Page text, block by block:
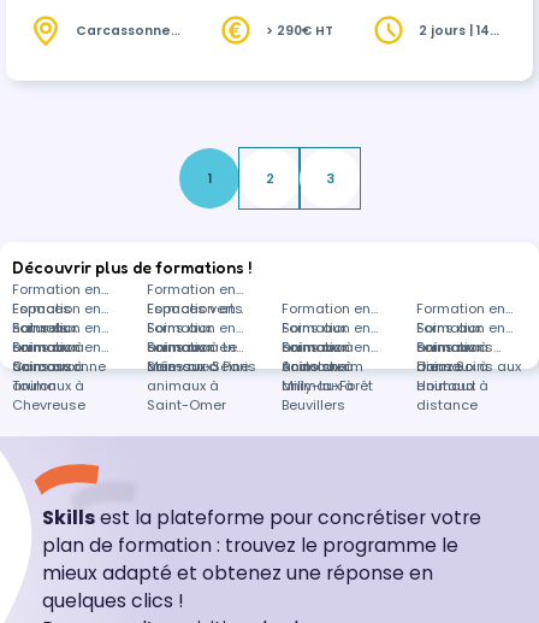
et leur conservation.
Carcassonne
> 290€ HT
2 jours | 14
1 2 3
Découvrir plus de formations !
Formation en
Espaces
naturels
Formation en
Espaces verts
Formation en
Soins aux
animaux à
Carcassonne
Formation en
Soins aux
animaux à Le
Mée-sur-Seine
Formation en
Soins aux
animaux à
Andolsheim
Formation en
Soins aux
animaux à
Dieuze
Formation en
Soins aux
animaux à
Toulon
Formation en
Soins aux
animaux à Paris
Formation en
Soins aux
animaux à
Milly-la-Forêt
Formation en
Soins aux
animaux à
Houtaud
Formation en
Soins aux
animaux à
Chevreuse
Formation en
Soins aux
animaux à
Saint-Omer
Formation en
Soins aux
animaux à
Beuvillers
Formations
dans Soins aux
animaux à
distance
Skillsest la plateforme pour concrétiser votre
plan de formation : trouvez le programme le
mieux adapté et obtenez une réponse en
quelques clics !